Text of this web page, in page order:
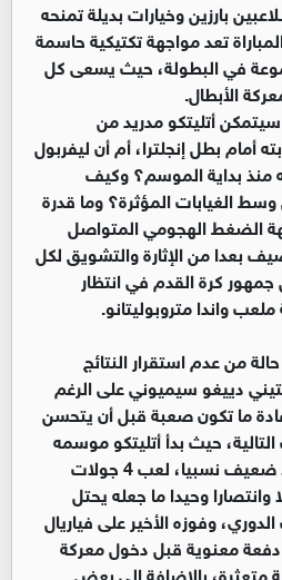
بارزين وخيارات بديلة تمنحه
تعد مواجهة تكتيكية حاسمة
في البطولة، حيث يسعى كل
الأبطال.
أتليتكو مدريد من
أمام بطل إنجلترا، أم أن ليفربول
منذ بداية الموسم؟ وكيف
الغيابات المؤثرة؟ وما قدرة
الضغط الهجومي المتواصل
بعدا من الإثارة والتشويق لكل
كرة القدم في انتظار
واندا متروبوليتانو.
من عدم استقرار النتائج
دييغو سيميوني على الرغم
ما تكون صعبة قبل أن يتحسن
حيث بدأ أتليتكو موسمه
في الدوري الإسباني بـ أداء ضعيف نسبيا، لعب 4 جولات
وحيدا ما جعله يحتل
الدوري، وفوزه الأخير على فياريال
دفعة معنوية قبل دخول معركة
متعثرة، بالإضافة الى بعض